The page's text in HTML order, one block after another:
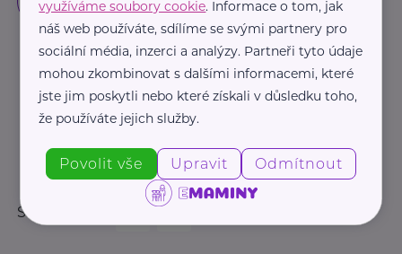
Sledujte nás:
využíváme soubory cookie. Informace o tom, jak
náš web používáte, sdílíme se svými partnery pro
sociální média, inzerci a analýzy. Partneři tyto údaje
mohou zkombinovat s dalšími informacemi, které
jste jim poskytli nebo které získali v důsledku toho,
že používáte jejich služby.
Povolit vše Upravit Odmítnout